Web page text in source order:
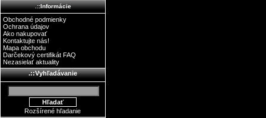
.::Informácie
Obchodné podmienky
Ochrana údajov
Ako nakupovať
Kontaktujte nás!
Mapa obchodu
Darčekový certifikát FAQ
Nezasielať aktuality
.::Vyhľadávanie
Rozšírené hľadanie